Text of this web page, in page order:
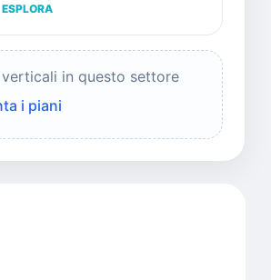
ESPLORA
in questo settore
i piani